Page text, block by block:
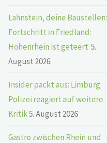
Lahnstein, deine Baustellen:
Fortschritt in Friedland:
Hohenrhein ist geteert 5.
August 2026
Insider packt aus: Limburg:
Polizei reagiert auf weitere
Kritik5. August 2026
Gastro zwischen Rhein und